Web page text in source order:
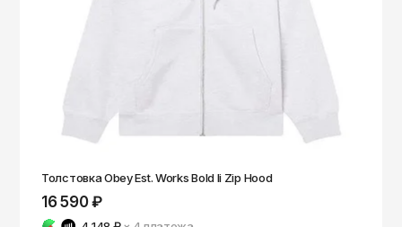
Толстовка Obey Est. Works Bold Ii Zip Hood
16 590 ₽